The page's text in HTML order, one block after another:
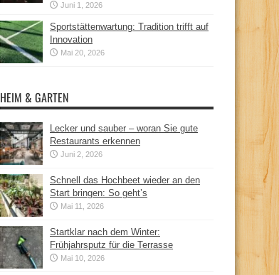
Juni 1, 2026
Sportstättenwartung: Tradition trifft auf
Innovation
Mai 20, 2026
HEIM & GARTEN
Lecker und sauber – woran Sie gute
Restaurants erkennen
Juni 2, 2026
Schnell das Hochbeet wieder an den
Start bringen: So geht’s
Mai 11, 2026
Startklar nach dem Winter:
Frühjahrsputz für die Terrasse
Mai 10, 2026